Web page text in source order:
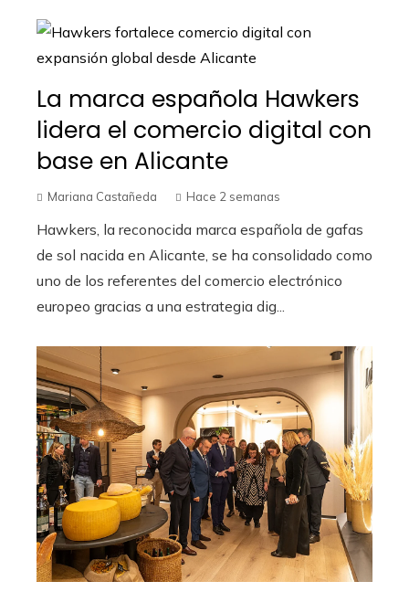
La marca española Hawkers
lidera el comercio digital con
base en Alicante
Mariana Castañeda Hace 2 semanas
Hawkers, la reconocida marca española de gafas
de sol nacida en Alicante, se ha consolidado como
uno de los referentes del comercio electrónico
europeo gracias a una estrategia dig...